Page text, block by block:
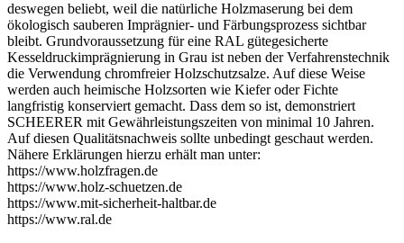
deswegen beliebt, weil die natürliche Holzmaserung bei dem
ökologisch sauberen Imprägnier- und Färbungsprozess sichtbar
bleibt. Grundvoraussetzung für eine RAL gütegesicherte
Kesseldruckimprägnierung in Grau ist neben der Verfahrenstechnik
die Verwendung chromfreier Holzschutzsalze. Auf diese Weise
werden auch heimische Holzsorten wie Kiefer oder Fichte
langfristig konserviert gemacht. Dass dem so ist, demonstriert
SCHEERER mit Gewährleistungszeiten von minimal 10 Jahren.
Auf diesen Qualitätsnachweis sollte unbedingt geschaut werden.
Nähere Erklärungen hierzu erhält man unter:
https://www.holzfragen.de
https://www.holz-schuetzen.de
https://www.mit-sicherheit-haltbar.de
https://www.ral.de